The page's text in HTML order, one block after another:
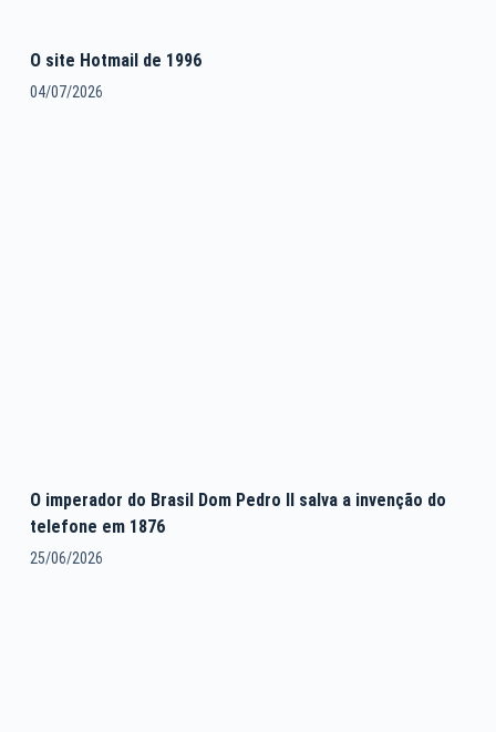
O site Hotmail de 1996
04/07/2026
O imperador do Brasil Dom Pedro II salva a invenção do
telefone em 1876
25/06/2026